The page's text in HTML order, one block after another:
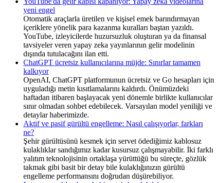
yeni engel
Otomatik araçlarla üretilen ve kişisel emek barındırmayan
içeriklere yönelik para kazanma kuralları baştan yazıldı.
YouTube, izleyicilerde huzursuzluk oluşturan ya da finansal
tavsiyeler veren yapay zeka yayınlarının gelir modelinin
dışında tutulacağını ilan etti.
ChatGPT ücretsiz kullanıcılarına müjde: Sınırlar tamamen
kalkıyor
OpenAI, ChatGPT platformunun ücretsiz ve Go hesapları için
uyguladığı metin kısıtlamalarını kaldırdı. Önümüzdeki
haftadan itibaren başlayacak yeni dönemle birlikte kullanıcılar
sınır olmadan sohbet edebilecek. Varsayılan model yeniliği ve
detaylar haberimizde.
Aktif ve pasif gürültü engelleme: Nasıl çalışıyorlar, farkları
ne?
Şehir gürültüsünü kesmek için servet ödediğimiz kablosuz
kulaklıklar sandığımız kadar kusursuz çalışmayabilir. İki farklı
yalıtım teknolojisinin ortaklaşa yürüttüğü bu süreçte, gözlük
takmak gibi basit bir detay bile kulaklığınızın gürültü
engelleme performansını doğrudan düşürebiliyor.